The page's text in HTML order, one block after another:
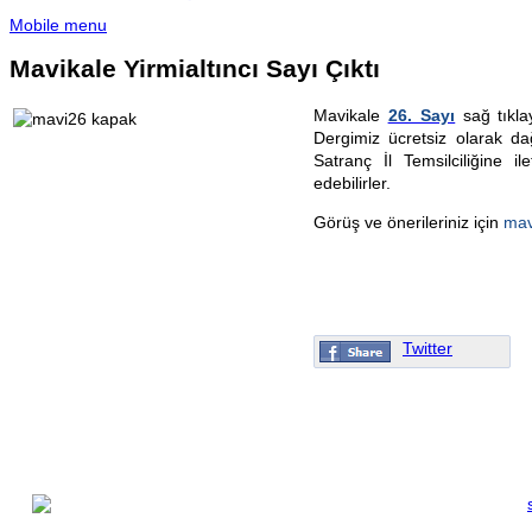
Mobile menu
Mavikale Yirmialtıncı Sayı Çıktı
Mavikale 26. Sayı sağ
Dergimiz ücretsiz olarak
Satranç İl Temsilciliğine
edebilirler.
Görüş ve önerileriniz için
Twitter